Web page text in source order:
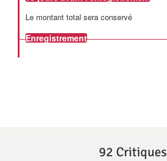
Le montant total sera conservé
Enregistrement
92 Critiques